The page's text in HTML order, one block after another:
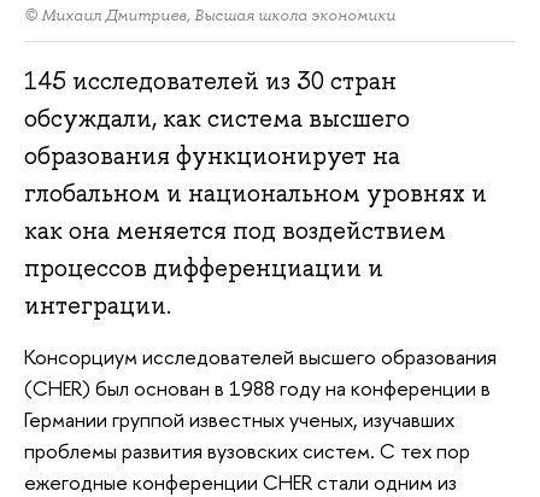
© Михаил Дмитриев, Высшая школа экономики
145 исследователей из 30 стран
обсуждали, как система высшего
образования функционирует на
глобальном и национальном уровнях и
как она меняется под воздействием
процессов дифференциации и
интеграции.
Консорциум исследователей высшего образования
(CHER) был основан в 1988 году на конференции в
Германии группой известных ученых, изучавших
проблемы развития вузовских систем. С тех пор
ежегодные конференции CHER стали одним из